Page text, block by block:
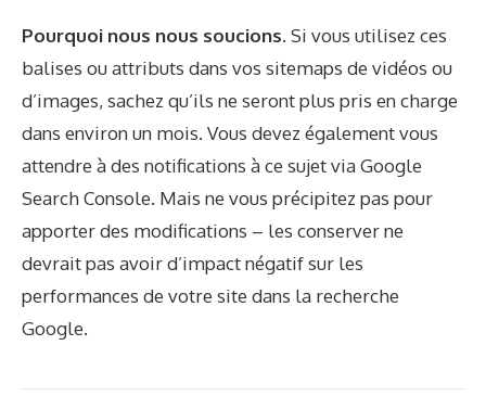
Pourquoi nous nous soucions. Si vous utilisez ces
balises ou attributs dans vos sitemaps de vidéos ou
d’images, sachez qu’ils ne seront plus pris en charge
dans environ un mois. Vous devez également vous
attendre à des notifications à ce sujet via Google
Search Console. Mais ne vous précipitez pas pour
apporter des modifications – les conserver ne
devrait pas avoir d’impact négatif sur les
performances de votre site dans la recherche
Google.